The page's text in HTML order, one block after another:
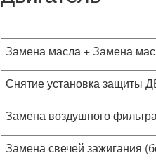
Замена масла + Замена
Снятие установка защиты
Замена воздушного
Замена свечей зажигания